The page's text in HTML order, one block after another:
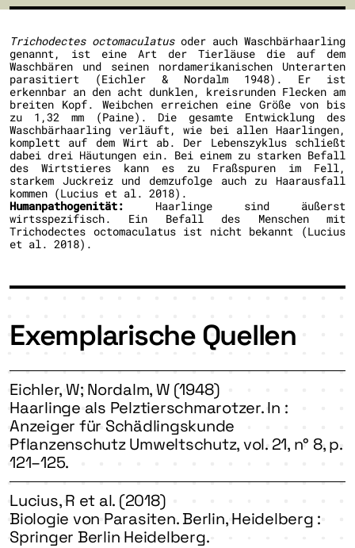
Trichodectes octomaculatusoder auch Waschbärhaarling
genannt, ist eine Art der Tierläuse die auf dem
Waschbären und seinen nordamerikanischen Unterarten
parasitiert (Eichler & Nordalm 1948). Er ist
erkennbar an den acht dunklen, kreisrunden Flecken am
breiten Kopf. Weibchen erreichen eine Größe von bis
zu 1,32 mm (Paine). Die gesamte Entwicklung des
Waschbärhaarling verläuft, wie bei allen Haarlingen,
komplett auf dem Wirt ab. Der Lebenszyklus schließt
dabei drei Häutungen ein. Bei einem zu starken Befall
des Wirtstieres kann es zu Fraßspuren im Fell,
starkem Juckreiz und demzufolge auch zu Haarausfall
kommen (Lucius et al. 2018).
Humanpathogenität: Haarlinge sind äußerst
wirtsspezifisch. Ein Befall des Menschen mit
Trichodectes octomaculatus ist nicht bekannt (Lucius
et al. 2018).
Exemplarische Quellen
Eichler, W; Nordalm, W (1948)
Haarlinge als Pelztierschmarotzer. In :
Anzeiger für Schädlingskunde
Pflanzenschutz Umweltschutz, vol. 21, n° 8, p.
121–125.
Lucius, R et al. (2018)
Biologie von Parasiten. Berlin, Heidelberg :
Springer Berlin Heidelberg.